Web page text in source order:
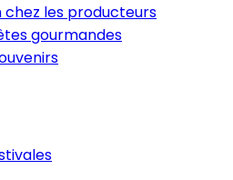
chez les producteurs
gourmandes